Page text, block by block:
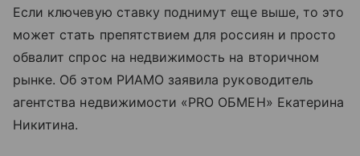
Если ключевую ставку поднимут еще выше, то это
может стать препятствием для россиян и просто
обвалит спрос на недвижимость на вторичном
рынке. Об этом РИАМО заявила руководитель
агентства недвижимости «PRO ОБМЕН» Екатерина
Никитина.